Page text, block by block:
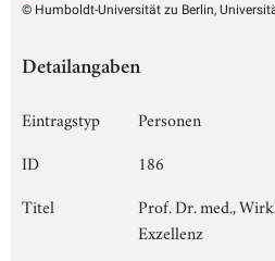
© Humboldt-Universität zu Berlin,
Detailangaben
Eintragstyp
Personen
ID
186
Titel
Prof. Dr. med.,
Exzellenz